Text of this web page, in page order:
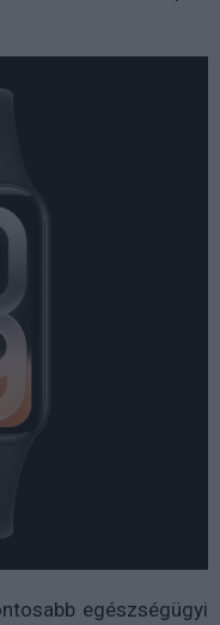
egészségügyi